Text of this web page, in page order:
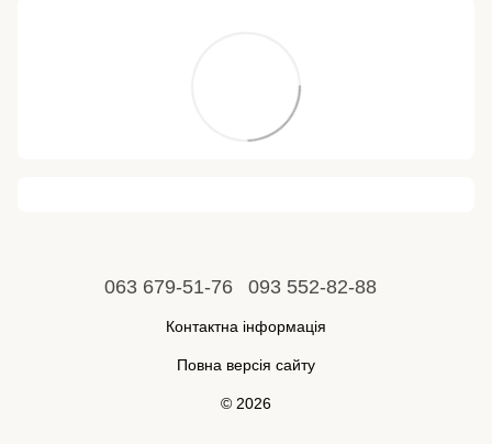
063 679-51-76 093 552-82-88
Контактна інформація
Повна версія сайту
© 2026